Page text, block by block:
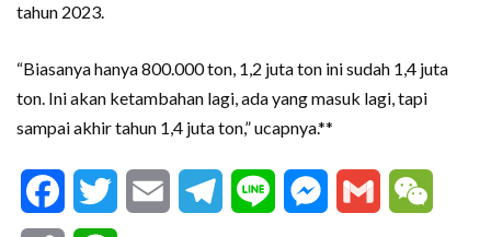
tahun 2023.
“Biasanya hanya 800.000 ton, 1,2 juta ton ini sudah 1,4 juta
ton. Ini akan ketambahan lagi, ada yang masuk lagi, tapi
sampai akhir tahun 1,4 juta ton,” ucapnya.**
FacebookTwitter Email Telegram
Line Messenger
Gmail